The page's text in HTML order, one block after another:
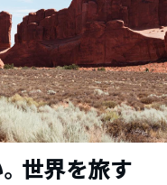
世界を旅す